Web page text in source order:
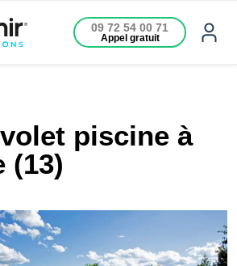
09 72 54 00 71
Appel gratuit
piscine à
(13)